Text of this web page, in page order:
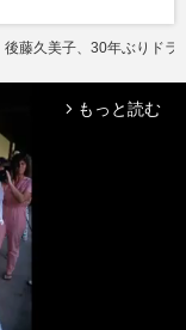
後藤久美子、30年ぶりドラ
arrow_forward_ios もっと読む